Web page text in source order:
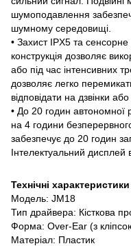
шумоподавлення
шумному середовищі.
• Захист IPX5 та
конструкція дозволяє
або під час інтенсивних
дозволяє легко
відповідати на дзвінки
• До 20 годин автономної
на 4 години
забезпечує до 20 годин
Інтелектуальний дисплей
Технічні характеристики
Модель: JM18
Тип драйвера: Кісткова
Форма: Over-Ear (з
Матеріал: Пластик